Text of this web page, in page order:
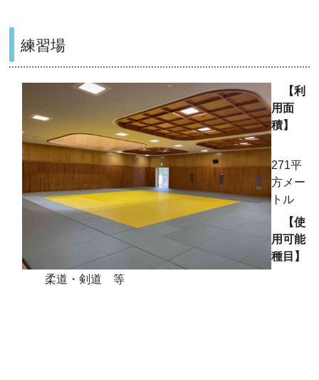
練習場
【利
用面
積】
271平
方メー
トル
【使
用可能
種目】
柔道・剣道 等